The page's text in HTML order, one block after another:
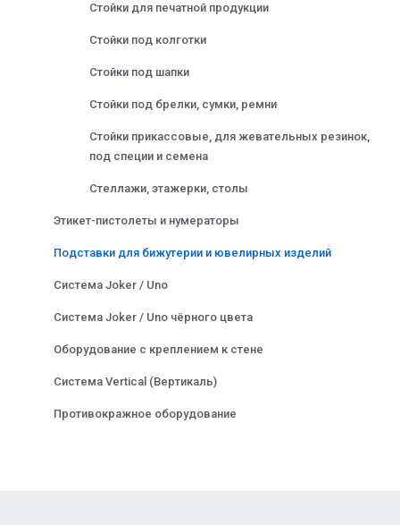
Стойки для печатной продукции
Стойки под колготки
Стойки под шапки
Стойки под брелки, сумки, ремни
Стойки прикассовые, для жевательных резинок,
под специи и семена
Стеллажи, этажерки, столы
Этикет-пистолеты и нумераторы
Подставки для бижутерии и ювелирных изделий
Система Joker / Uno
Система Joker / Uno чёрного цвета
Оборудование с креплением к стене
Система Vertical (Вертикаль)
Противокражное оборудование